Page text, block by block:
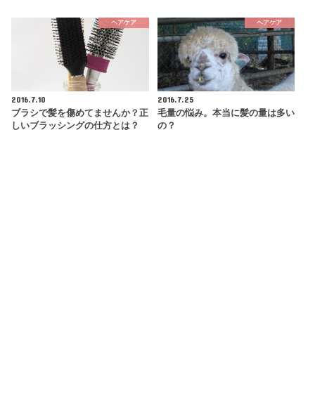
ヘアケア
2016.7.10
ブラシで髪を傷めてませんか？正
しいブラッシングの仕方とは？
ヘアケア
2016.7.25
毛量の悩み。本当に髪の量は多い
の？